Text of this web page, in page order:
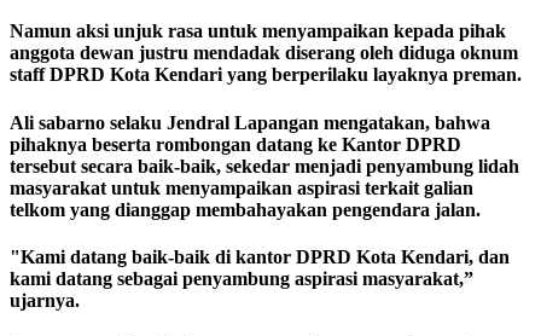
Namun aksi unjuk rasa untuk menyampaikan kepada pihak
anggota dewan justru mendadak diserang oleh diduga oknum
staff DPRD Kota Kendari yang berperilaku layaknya preman.
Ali sabarno selaku Jendral Lapangan mengatakan, bahwa
pihaknya beserta rombongan datang ke Kantor DPRD
tersebut secara baik-baik, sekedar menjadi penyambung lidah
masyarakat untuk menyampaikan aspirasi terkait galian
telkom yang dianggap membahayakan pengendara jalan.
"Kami datang baik-baik di kantor DPRD Kota Kendari, dan
kami datang sebagai penyambung aspirasi masyarakat,”
ujarnya.